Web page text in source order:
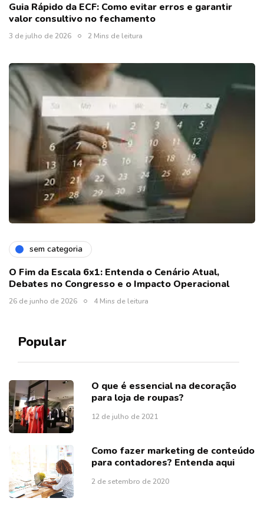
Guia Rápido da ECF: Como evitar erros e garantir
valor consultivo no fechamento
3 de julho de 2026 2 Mins de leitura
sem categoria
O Fim da Escala 6x1: Entenda o Cenário Atual,
Debates no Congresso e o Impacto Operacional
26 de junho de 2026 4 Mins de leitura
Popular
O que é essencial na decoração
para loja de roupas?
12 de julho de 2021
Como fazer marketing de conteúdo
para contadores? Entenda aqui
2 de setembro de 2020